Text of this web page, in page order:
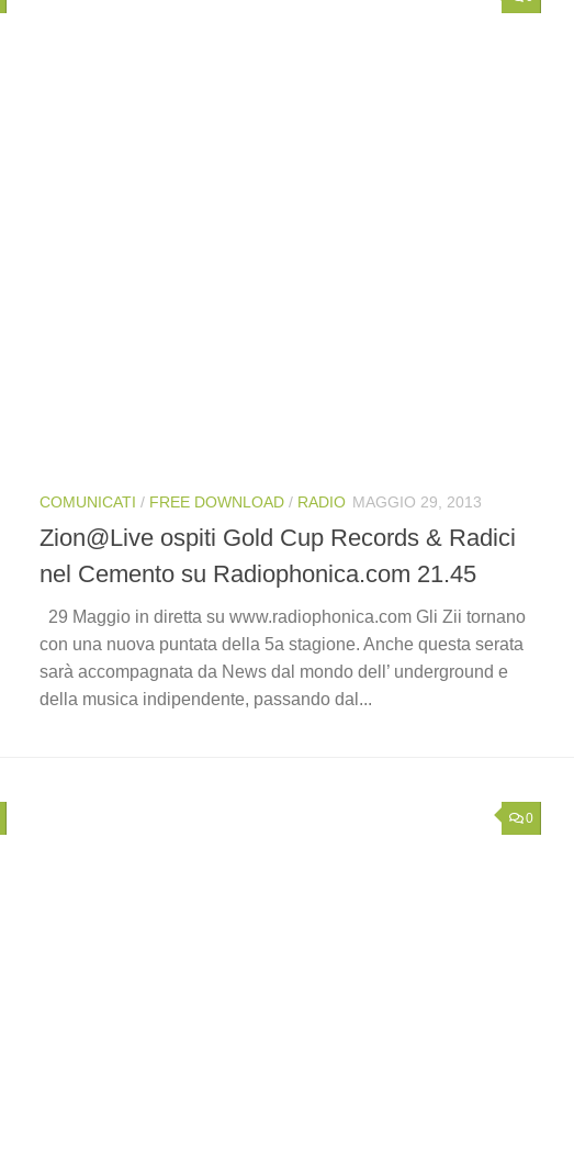
COMUNICATI / FREE DOWNLOAD / RADIO MAGGIO 29, 2013
Zion@Live ospiti Gold Cup Records & Radici
nel Cemento su Radiophonica.com 21.45
29 Maggio in diretta su www.radiophonica.com Gli Zii tornano
con una nuova puntata della 5a stagione. Anche questa serata
sarà accompagnata da News dal mondo dell’ underground e
della musica indipendente, passando dal...
0